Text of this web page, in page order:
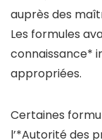
auprès des
Les formules
connaissance*
appropriées.
Certaines
l’*Autorité des